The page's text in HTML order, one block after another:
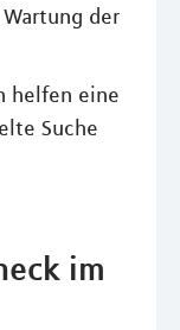
der
helfen eine
Suche
im